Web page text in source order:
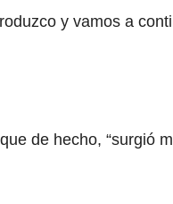
y vamos a
de hecho, “surgió